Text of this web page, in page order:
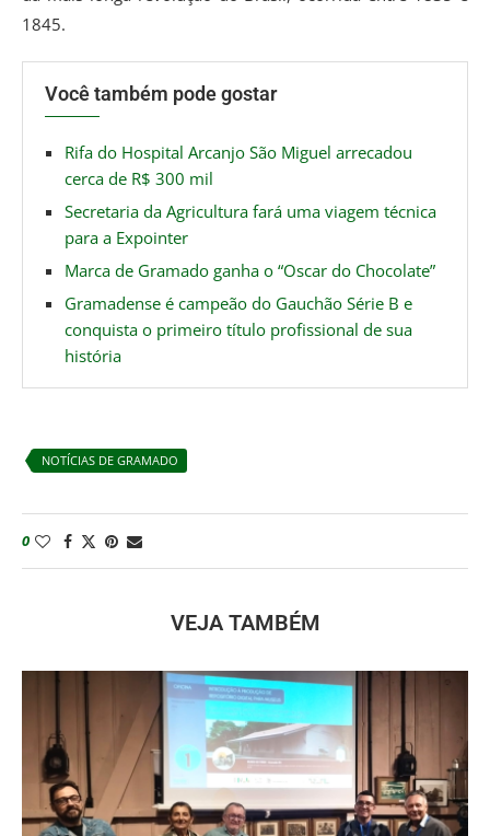
1845.
Você também pode gostar
Rifa do Hospital Arcanjo São Miguel arrecadou
cerca de R$ 300 mil
Secretaria da Agricultura fará uma viagem técnica
para a Expointer
Marca de Gramado ganha o “Oscar do Chocolate”
Gramadense é campeão do Gauchão Série B e
conquista o primeiro título profissional de sua
história
NOTÍCIAS DE GRAMADO
0
VEJA TAMBÉM